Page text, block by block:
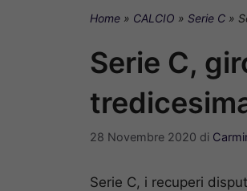
Home » CALCIO » Serie C »
Serie C,
28 Novembre 2020 di
Serie C, i recuperi